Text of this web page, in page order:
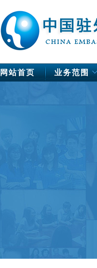
网站首页 业务范围
芬兰
新西兰